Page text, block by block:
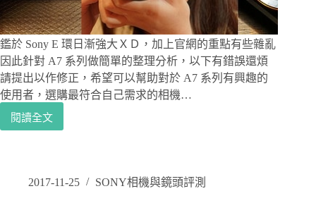
鑑於 Sony E 環日漸強大ＸＤ，加上官網的重點有些雜亂
因此針對 A7 系列做簡單的整理分析，以下有錯誤還煩
請提出以作修正，希望可以幫助對於 A7 系列有興趣的
使用者，選購最符合自己需求的相機…
閱讀全文
[攝
評
2017-11-25 SONY相機與鏡頭評測